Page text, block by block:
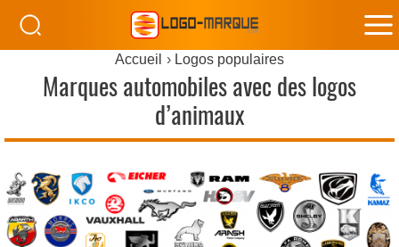
Accueil Logos populaires
Marques automobiles avec des logos
d’animaux